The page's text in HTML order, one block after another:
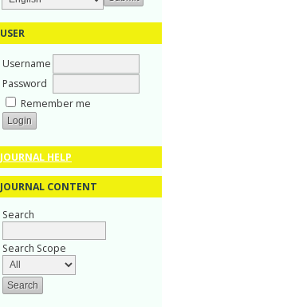
USER
Username
Password
Remember me
JOURNAL HELP
JOURNAL CONTENT
Search
Search Scope